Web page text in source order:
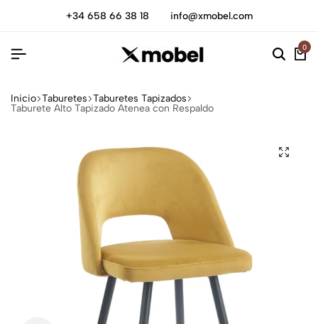
+34 658 66 38 18 info@xmobel.com
0
Inicio Taburetes Taburetes Tapizados
Taburete Alto Tapizado Atenea con Respaldo